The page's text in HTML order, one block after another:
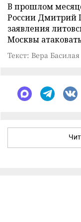
В прошлом
России Дмитрий
заявления
Москвы
Текст: Вера Басилая